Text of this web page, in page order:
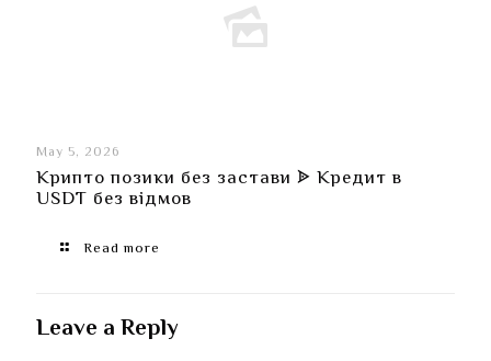
May 5, 2026
Крипто позики без застави ᗎ Кредит в
USDT без відмов
Read more
Leave a Reply